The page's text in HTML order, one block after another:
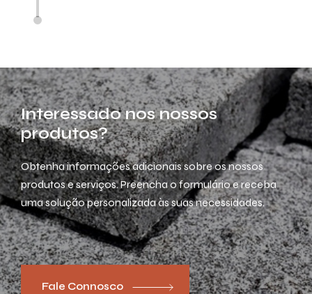
Interessado nos nossos
produtos?
Obtenha informações adicionais sobre os nossos
produtos e serviços. Preencha o formulário e receba
uma solução personalizada às suas necessidades.
Fale Connosco